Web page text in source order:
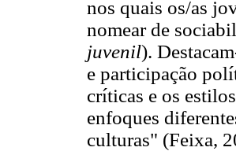
nos quais os/as
nomear de
juvenil).
e participação
críticas e os
enfoques
culturas" (Feixa,